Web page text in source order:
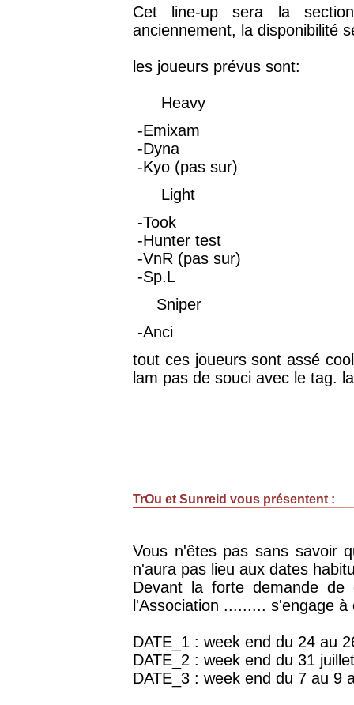
Cet line-up sera la
anciennement, la disponibilité
les joueurs prévus sont:
Heavy
-Emixam
-Dyna
-Kyo (pas sur)
Light
-Took
-Hunter test
-VnR (pas sur)
-Sp.L
Sniper
-Anci
tout ces joueurs sont assé
lam pas de souci avec le tag.
TrOu et Sunreid vous présentent :
Vous n'êtes pas sans savoir
n'aura pas lieu aux dates
Devant la forte demande
l'Association ......... s'engage
DATE_1 : week end du 24 au
DATE_2 : week end du 31
DATE_3 : week end du 7 au 9